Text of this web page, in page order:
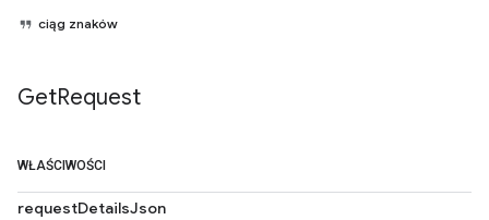
ciąg znaków
GetRequest
WŁAŚCIWOŚCI
requestDetailsJson